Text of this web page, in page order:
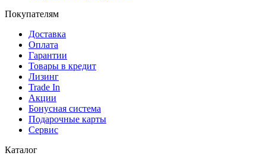
Покупателям
Доставка
Оплата
Гарантии
Товары в кредит
Лизинг
Trade In
Акции
Бонусная система
Подарочные карты
Сервис
Каталог